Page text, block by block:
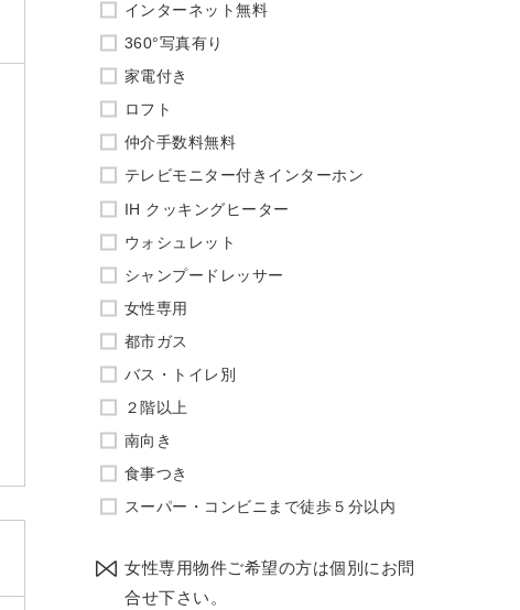
インターネット無料
360°写真有り
家電付き
ロフト
仲介手数料無料
テレビモニター付きインターホン
IH クッキングヒーター
ウォシュレット
シャンプードレッサー
女性専用
都市ガス
バス・トイレ別
２階以上
南向き
食事つき
スーパー・コンビニまで徒歩５分以内
女性専用物件ご希望の方は個別にお問
合せ下さい。